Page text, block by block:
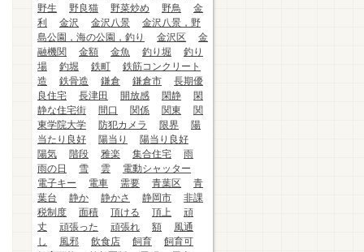
野生
野良猫 野菜炒め 野鳥
金
利
金沢 金沢八景
金沢八景，野
島公園，海の公園，釣り
金沢区
金
融機関
金額 金魚 釣り堀
釣り
場
釣堀 鉄町
鉄筋コンクリート
造
鉄骨造 鎌倉 鎌倉市
長期優
良住宅
長津田 開放感 閑静
閑
静な住宅街
間口 関係 関東
関
東学院大学
防犯カメラ 限界
陽
当たり良好
陽当り
陽当り良好
陽気
階段 雅楽 集合住宅
雨
雨の日
雪 雲
電動シャッター
電子キー
電車 需要 青葉区
青
葉台
静か 静かさ 静岡市
非課
税制度
面積 頂ける 頂上
頑
丈
頑張った 頑張れ 額
風通
し
風邪 飲食店 飼育
飼育可